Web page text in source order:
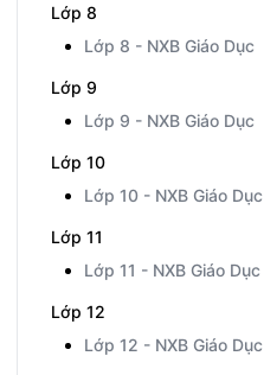
Lớp 8
Lớp 8 - NXB Giáo Dục
Lớp 9
Lớp 9 - NXB Giáo Dục
Lớp 10
Lớp 10 - NXB Giáo Dục
Lớp 11
Lớp 11 - NXB Giáo Dục
Lớp 12
Lớp 12 - NXB Giáo Dục